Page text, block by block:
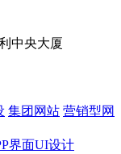
中央大厦
集团网站 营销型网
界面UI设计